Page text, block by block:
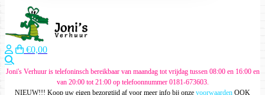
€0,00
Joni's Verhuur is telefoninsch bereikbaar van maandag tot vrijdag tussen 08:00 en 16:00 en
van 20:00 tot 21:00 op telefoonnummer 0181-673603.
NIEUW!!! Koop uw eigen bezorgtijd af voor meer info bij onze voorwaarden OOK